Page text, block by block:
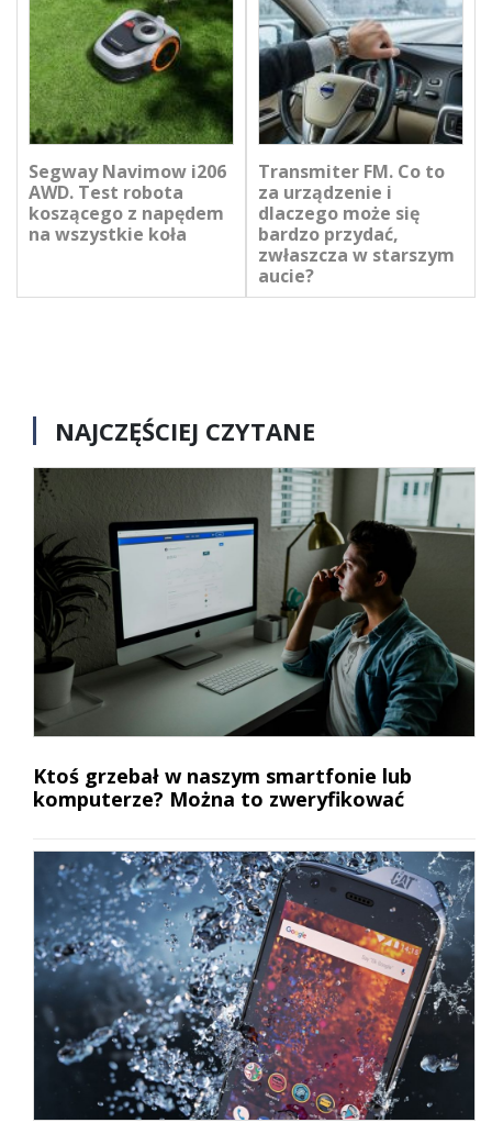
Segway Navimow i206
AWD. Test robota
koszącego z napędem
na wszystkie koła
Transmiter FM. Co to
za urządzenie i
dlaczego może się
bardzo przydać,
zwłaszcza w starszym
aucie?
NAJCZĘŚCIEJ CZYTANE
Ktoś grzebał w naszym smartfonie lub
komputerze? Można to zweryfikować